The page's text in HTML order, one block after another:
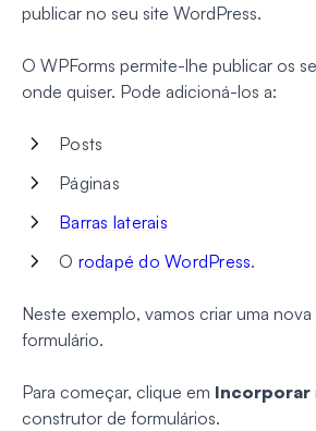
publicar no seu site WordPress.
O WPForms permite-lhe publicar os
onde quiser. Pode adicioná-los a:
Posts
Páginas
Barras laterais
O rodapé do WordPress.
Neste exemplo, vamos criar uma nova
formulário.
Para começar, clique em Incorporar
construtor de formulários.